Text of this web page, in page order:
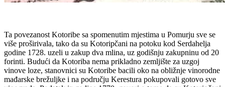
Ta povezanost Kotoribe sa spomenutim mjestima u Pomurju sve se
više proširivala, tako da su Kotoripčani na potoku kod Serdahelja
godine 1728. uzeli u zakup dva mlina, uz godišnju zakupninu od 20
forinti. Budući da Kotoriba nema prikladno zemljište za uzgoj
vinove loze, stanovnici su Kotoribe bacili oko na obližnje vinorodne
mađarske brežuljke i na području Kerestura pokupovali gotovo sve